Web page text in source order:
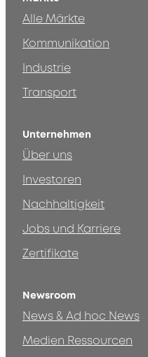
Alle Märkte
Kommunikation
Industrie
Transport
Unternehmen
Über uns
Investoren
Nachhaltigkeit
Jobs und Karriere
Zertifikate
Newsroom
News & Ad hoc News
Medien Ressourcen